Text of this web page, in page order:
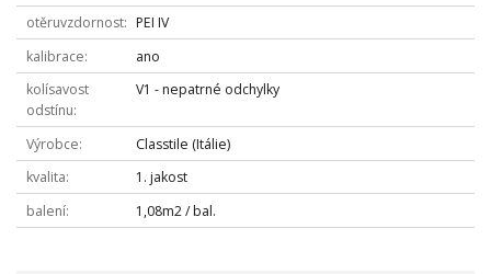
otěruvzdornost
PEI IV
kalibrace
ano
kolísavost
odstínu
V1 - nepatrné odchylky
Výrobce
Classtile (Itálie)
kvalita
1. jakost
balení
1,08m2 / bal.